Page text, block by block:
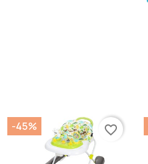
-45% favorite_border